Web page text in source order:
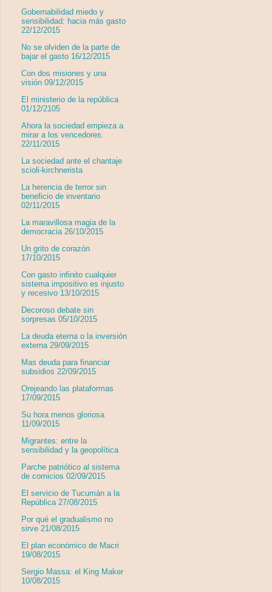
Gobernabilidad miedo y
sensibilidad: hacia más gasto
22/12/2015
No se olviden de la parte de
bajar el gasto 16/12/2015
Con dos misiones y una
visión 09/12/2015
El ministerio de la república
01/12/2105
Ahora la sociedad empieza a
mirar a los vencedores.
22/11/2015
La sociedad ante el chantaje
scioli-kirchnerista
La herencia de terror sin
beneficio de inventario
02/11/2015
La maravillosa magia de la
democracia 26/10/2015
Un grito de corazón
17/10/2015
Con gasto infinito cualquier
sistema impositivo es injusto
y recesivo 13/10/2015
Decoroso debate sin
sorpresas 05/10/2015
La deuda eterna o la inversión
externa 29/09/2015
Mas deuda para financiar
subsidios 22/09/2015
Orejeando las plataformas
17/09/2015
Su hora menos gloriosa
11/09/2015
Migrantes: entre la
sensibilidad y la geopolítica
Parche patriótico al sistema
de comicios 02/09/2015
El servicio de Tucumán a la
República 27/08/2015
Por qué el gradualismo no
sirve 21/08/2015
El plan económico de Macri
19/08/2015
Sergio Massa: el King Maker
10/08/2015